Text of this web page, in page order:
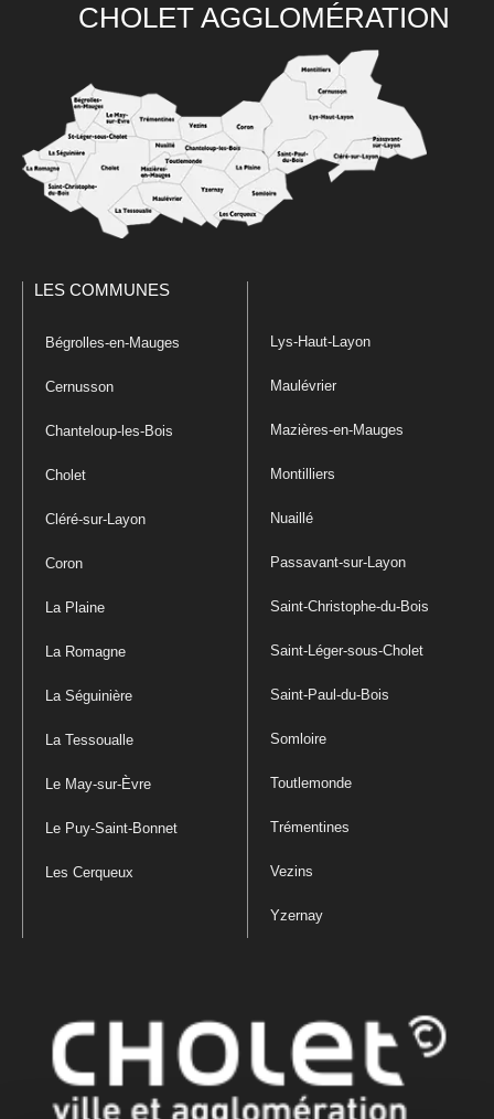
CHOLET AGGLOMÉRATION
LES COMMUNES
Bégrolles-en-Mauges
Cernusson
Chanteloup-les-Bois
Cholet
Cléré-sur-Layon
Coron
La Plaine
La Romagne
La Séguinière
La Tessoualle
Le May-sur-Èvre
Le Puy-Saint-Bonnet
Les Cerqueux
Lys-Haut-Layon
Maulévrier
Mazières-en-Mauges
Montilliers
Nuaillé
Passavant-sur-Layon
Saint-Christophe-du-Bois
Saint-Léger-sous-Cholet
Saint-Paul-du-Bois
Somloire
Toutlemonde
Trémentines
Vezins
Yzernay